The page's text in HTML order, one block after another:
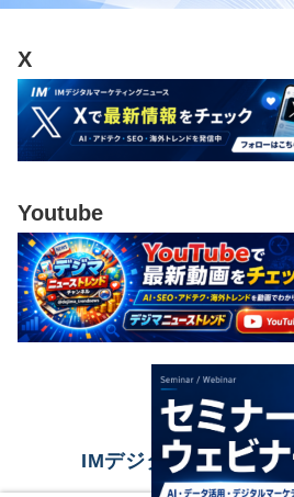
X
Youtube
IMデジタルマーケテ